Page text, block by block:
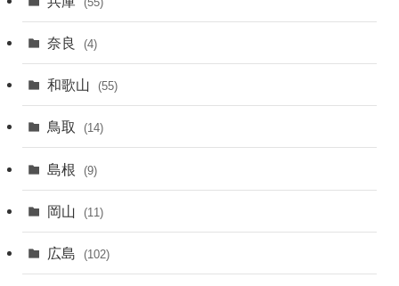
奈良 (4)
和歌山 (55)
鳥取 (14)
島根 (9)
岡山 (11)
広島 (102)